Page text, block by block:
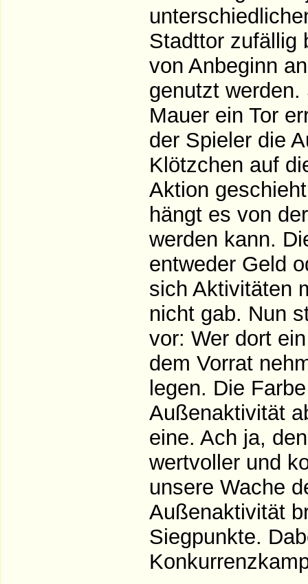
Stadttor zufällig
von Anbeginn
genutzt
Mauer ein Tor
der Spieler die
Klötzchen auf
Aktion
hängt es von
werden kann.
entweder Geld
sich Aktivitäten
nicht gab. Nun
vor: Wer dort
dem Vorrat
legen. Die
Außenaktivität
eine. Ach ja,
wertvoller und
unsere Wache
Außenaktivität
Siegpunkte.